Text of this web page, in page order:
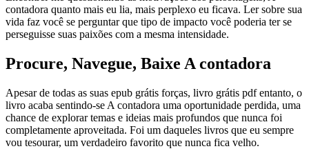
contadora quanto mais eu lia, mais perplexo eu ficava. Ler sobre sua
vida faz você se perguntar que tipo de impacto você poderia ter se
perseguisse suas paixões com a mesma intensidade.
Procure, Navegue, Baixe A contadora
Apesar de todas as suas epub grátis forças, livro grátis pdf entanto, o
livro acaba sentindo-se A contadora uma oportunidade perdida, uma
chance de explorar temas e ideias mais profundos que nunca foi
completamente aproveitada. Foi um daqueles livros que eu sempre
vou tesourar, um verdadeiro favorito que nunca fica velho.